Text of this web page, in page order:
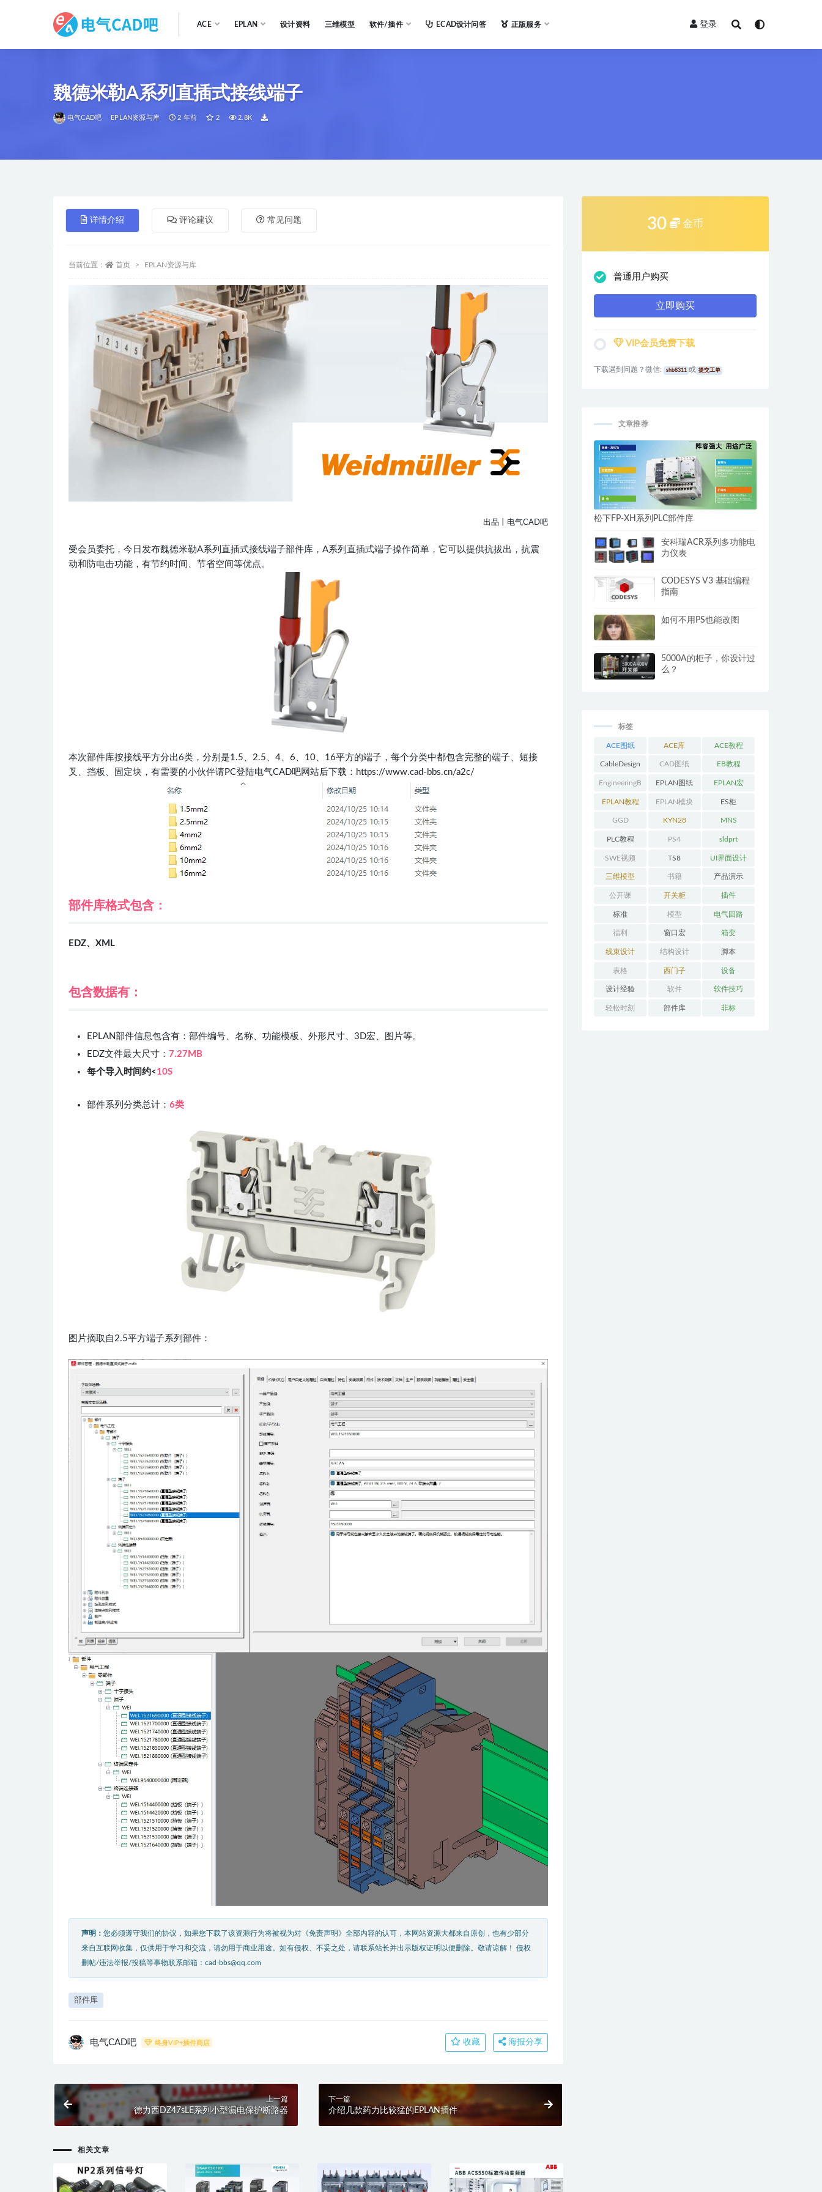
ACE EPLAN 设计资料 三维模型 软件/插件 ECAD设计问答 正版服务 登录
魏德米勒A系列直插式接线端子​
电气CAD吧 EPLAN资源与库 2 年前 2 2.8K
详情介绍 评论建议 常见问题
当前位置： 首页 EPLAN资源与库
出品丨电气CAD吧
受会员委托，今日发布魏德米勒A系列直插式接线端子部件库，A系列直插式端子操作简单，它可以提供抗拔出，抗震
动和防电击功能，有节约时间​、节省空间等优点。​
本次部件库按接线平方分出6类，分别是1.5、2.5、4、6、10、16平方的端子，每个分类中都包含完整的端子、短接
叉、挡板、固定块，有需要的小伙伴请PC登陆电气CAD吧网站后下载​：https://www.cad-bbs.cn/a2c/
部件库格式包含：
EDZ、 XML
包含数据有：
EPLAN部件信息包含有：部件编号、名称、功能模板、外形尺寸、3D宏、图片等。
EDZ文件最大尺寸： 7.27MB
每个导入时间约< 10S
部件系列分类总计： 6类
图片摘取自2.5平方端子系列部件​：
声明： 您必须遵守我们的协议，如果您下载了该资源行为将被视为对《免责声明》全部内容的认可，本网站资源大都来自原创，也有少部分
来自互联网收集，仅供用于学习和交流，请勿用于商业用途。如有侵权、不妥之处，请联系站长并出示版权证明以便删除。敬请谅解！ 侵权
删帖/违法举报/投稿等事物联系邮箱：cad-bbs@qq.com
部件库
电气CAD吧 终身VIP+插件商店 收藏 海报分享
上一篇
德力西DZ47sLE系列小型漏电保护断路器
下一篇
介绍几款药力比较猛的EPLAN插件
相关文章
30 金币
普通用户购买
立即购买
VIP会员免费下载
下载遇到问题？微信: shb8311 或 提交工单
文章推荐
松下FP-XH系列PLC部件库
安科瑞ACR系列多功能电
力仪表
CODESYS V3 基础编程
指南
如何不用PS也能改图
5000A的柜子，你设计过
么？
标签
ACE图纸 ACE库 ACE教程
CableDesign CAD图纸 EB教程
EngineeringB
ase教程
EPLAN图纸 EPLAN宏
EPLAN教程 EPLAN模块 ES柜
GGD KYN28 MNS
PLC教程 PS4 sldprt
SWE视频 TS8 UI界面设计
三维模型 书籍 产品演示
公开课 开关柜 插件
标准 模型 电气回路
福利 窗口宏 箱变
线束设计 结构设计 脚本
表格 西门子 设备
设计经验 软件 软件技巧
轻松时刻 部件库 非标